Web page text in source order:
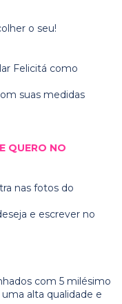
o seu!
Felicitá como
suas medidas
QUERO NO
nas fotos do
e escrever no
com 5 milésimo
alta qualidade e